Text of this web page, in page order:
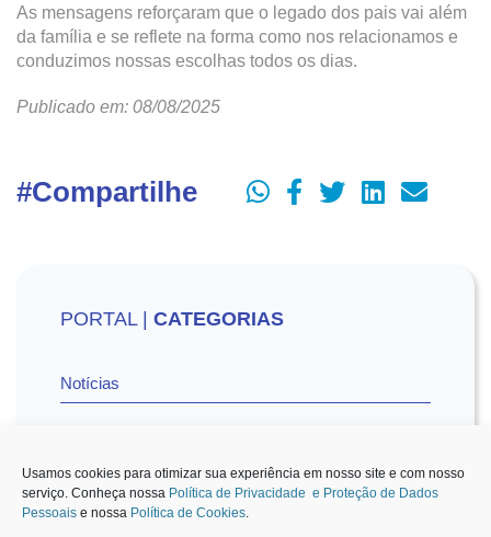
Usamos cookies para otimizar sua experiência em nosso site e com nosso
serviço. Conheça nossa Política de Privacidade e Proteção de Dados
Pessoais e nossa Política de Cookies.
As mensagens reforçaram que o legado dos pais vai além
da família e se reflete na forma como nos relacionamos e
conduzimos nossas escolhas todos os dias.
Publicado em: 08/08/2025
#Compartilhe
PORTAL | CATEGORIAS
Notícias